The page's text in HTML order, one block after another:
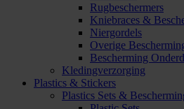
Rugbeschermers
Kniebraces &
Niergordels
Overige
Bescherming
Kledingverzorging
Plastics & Stickers
Plastics Sets &